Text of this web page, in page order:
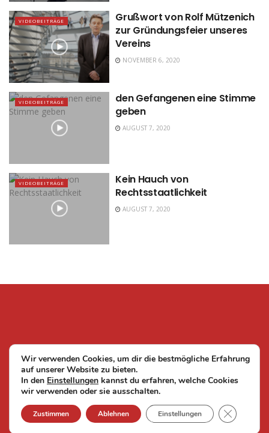
VIDEOBEITRÄGE
Grußwort von Rolf Mützenich
zur Gründungsfeier unseres
Vereins
NOVEMBER 6, 2020
VIDEOBEITRÄGE
den Gefangenen eine Stimme
geben
AUGUST 7, 2020
VIDEOBEITRÄGE
Kein Hauch von
Rechtsstaatlichkeit
AUGUST 7, 2020
© 2024Stimmen der Solidarität - Mahnwache Köln e.V. |Impressum |
Datenschutzerklärung
Wir verwenden Cookies, um dir die bestmögliche Erfahrung
auf unserer Website zu bieten.
In den Einstellungen kannst du erfahren, welche Cookies
wir verwenden oder sie ausschalten.
Zustimmen Ablehnen Einstellungen GDPR